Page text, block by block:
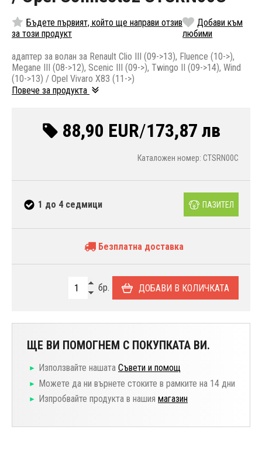
Бъдете първият, който ще направи отзив
за този продукт
Добави към
любими
адаптер за волан за Renault Clio III (09->13), Fluence (10->),
Megane III (08->12), Scenic III (09->), Twingo II (09->14), Wind
(10->13) / Opel Vivaro X83 (11->)
Повече за продукта
88,90 EUR/173,87 лв
Каталожен номер: CTSRN00C
1 до 4 седмици ПАЗИТЕЛ
Безплатна доставка
бр. ДОБАВИ В КОЛИЧКАТА
ЩЕ ВИ ПОМОГНЕМ С ПОКУПКАТА ВИ.
Използвайте нашата Съвети и помощ
Можете да ни върнете стоките в рамките на 14 дни
Изпробвайте продукта в нашия магазин